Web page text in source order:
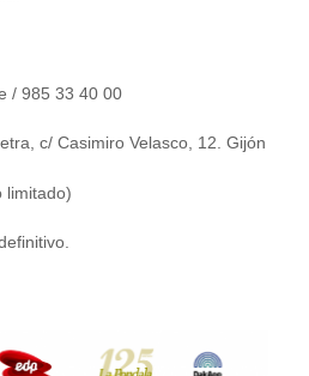
/ 985 33 40 00
c/ Casimiro Velasco, 12. Gijón
limitado)